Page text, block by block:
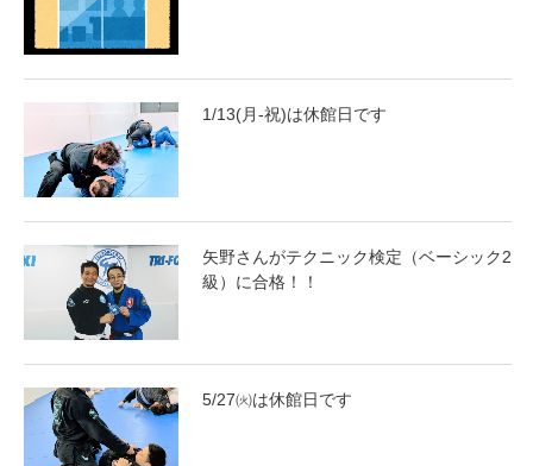
1/13(月-祝)は休館日です
矢野さんがテクニック検定（ベーシック2
級）に合格！！
5/27㈫は休館日です